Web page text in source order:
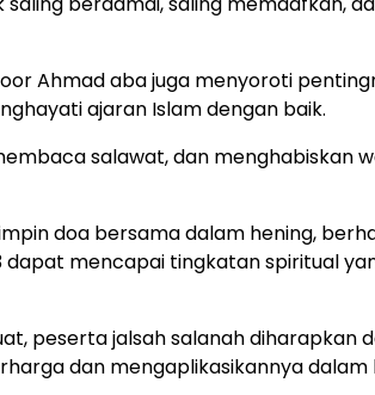
Ahmad aba juga menyoroti
ajaran Islam dengan baik.
salawat, dan menghabiskan
doa bersama dalam hening,
dapat mencapai tingkatan spiritual
peserta jalsah salanah diharapkan
dan mengaplikasikannya dalam